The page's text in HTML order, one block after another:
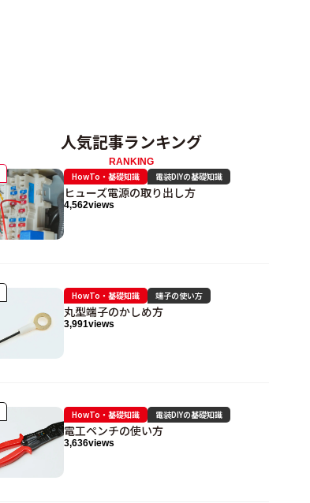
人気記事ランキング
RANKING
HowTo・基礎知識 電装DIYの基礎知識
ヒューズ電源の取り出し方
4,562views
HowTo・基礎知識 端子の使い方
丸型端子のかしめ方
3,991views
HowTo・基礎知識 電装DIYの基礎知識
電工ペンチの使い方
3,636views